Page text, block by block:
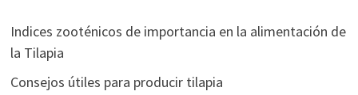
Indices zooténicos de importancia en la alimentación de
la Tilapia
Consejos útiles para producir tilapia